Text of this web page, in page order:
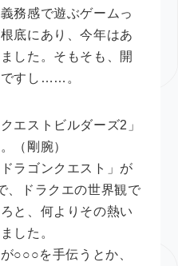
務感で遊ぶゲームっ
底にあり、今年はあ
した。そもそも、開
ですし……。
エストビルダーズ2」
（剛腕）
ラゴンクエスト」が
、ドラクエの世界観で
と、何よりその熱い
した。
○○○を手伝うとか、